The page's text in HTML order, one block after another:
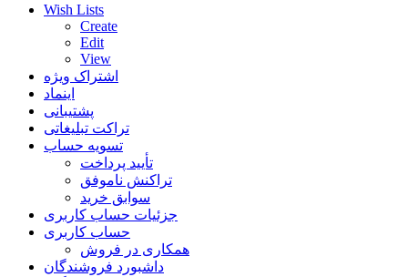
Wish Lists
Create
Edit
View
اشتراک ویژه
اینماد
پشتیبانی
تراکت تبلیغاتی
تسویه حساب
تأیید پرداخت
تراکنش ناموفق
سوابق خرید
جزئیات حساب کاربری
حساب کاربری
همکاری در فروش
داشبورد فروشندگان